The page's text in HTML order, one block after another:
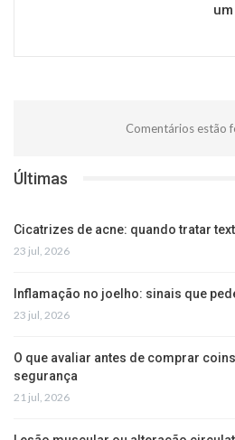
Comentários estão
Últimas
Cicatrizes de acne: quando tratar
23 jul, 2026
Inflamação no joelho: sinais que
23 jul, 2026
O que avaliar antes de comprar
segurança
21 jul, 2026